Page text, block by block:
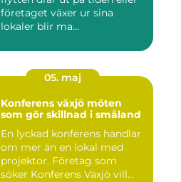
företaget växer ur sina
lokaler blir ma...
05. maj
Konferens växjö möten
som gör skillnad i småland
En lyckad konferens handlar
om mer än en lokal med
projektor. Företag som
söker Konferens Växjö vill...